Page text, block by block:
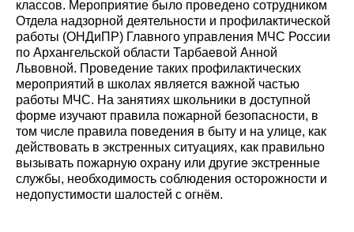
классов. Мероприятие было проведено сотрудником
Отдела надзорной деятельности и профилактической
работы (ОНДиПР) Главного управления МЧС России
по Архангельской области Тарбаевой Анной
Львовной. Проведение таких профилактических
мероприятий в школах является важной частью
работы МЧС. На занятиях школьники в доступной
форме изучают правила пожарной безопасности, в
том числе правила поведения в быту и на улице, как
действовать в экстренных ситуациях, как правильно
вызывать пожарную охрану или другие экстренные
службы, необходимость соблюдения осторожности и
недопустимости шалостей с огнём.